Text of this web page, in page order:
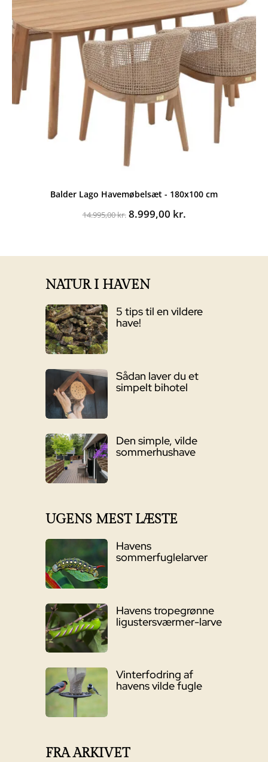
Balder Lago Havemøbelsæt - 180x100 cm
14.995,00kr. Den
8.999,00 kr.Den
NATUR I HAVEN
5 tips til en vildere
have!
Sådan laver du et
simpelt bihotel
Den simple, vilde
sommerhushave
UGENS MEST LÆSTE
Havens
sommerfuglelarver
Havens tropegrønne
ligustersværmer-larve
Vinterfodring af
havens vilde fugle
FRA ARKIVET